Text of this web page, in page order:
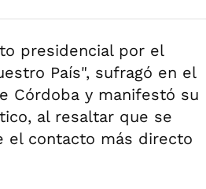
presidencial por el
País", sufragó en el
Córdoba y manifestó su
al resaltar que se
el contacto más directo